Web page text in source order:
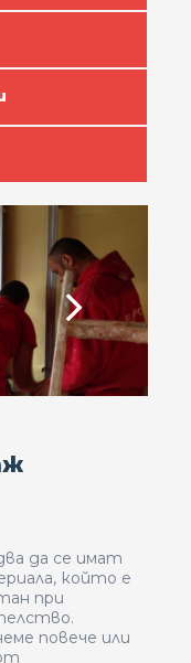
да се имат
който е
при
повече или